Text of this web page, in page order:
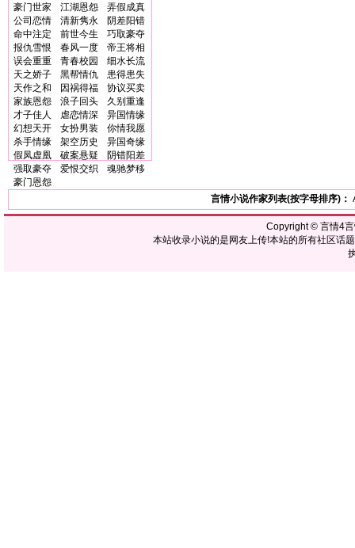
豪门世家
江湖恩怨
弄假成真
公司恋情
清新隽永
阴差阳错
命中注定
前世今生
巧取豪夺
报仇雪恨
春风一度
帝王将相
误会重重
青春校园
细水长流
天之娇子
黑帮情仇
患得患失
天作之和
因祸得福
协议买卖
家族恩怨
浪子回头
久别重逢
才子佳人
虐恋情深
异国情缘
幻想天开
女扮男装
你情我愿
杀手情缘
架空历史
异国奇缘
假凤虚凰
破案悬疑
阴错阳差
强取豪夺
爱恨交织
魂驰梦移
豪门恩怨
言情小说作家列表(按字母排序)：
Copyright © 言情4
本站收录小说的是网友上传!本站的所有社区话